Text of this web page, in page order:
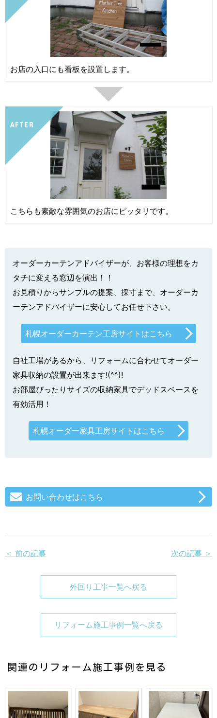
お店の入口にも看板を設置します。
AFTER
こちらも素敵な雰囲気のお店にピッタリです。
オーダーカーテンアドバイザーが、お客様の理想をカ
タチに変える窓辺を演出！！
お見積りからサンプルの提案、採寸まで、オーダーカ
ーテンアドバイザーに安心してお任せ下さい。
札幌オーダーカーテン工房サイトはこちら
自社工場があるから、リフォームに合わせてオーダー
家具収納の設置が出来ます!(^^)!
お部屋ぴったりサイズの収納家具でデッドスペースを
有効活用！
札幌オーダー家具工房サイトはこちら
お問い合わせはこちら
＜ 前の記事 次の記事 ＞
外回り工事一覧へ戻る
リフォーム施工事例一覧へ戻る
関連のリフォーム施工事例を見る